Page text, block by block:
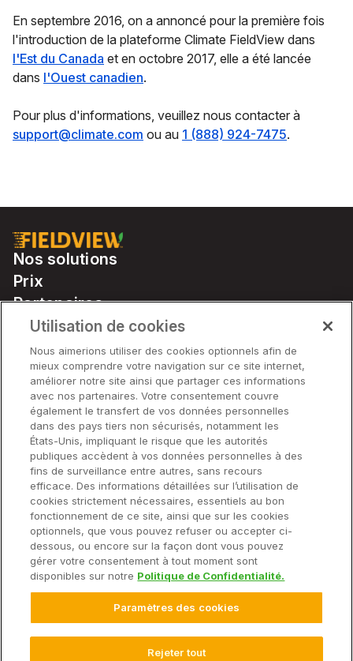
En septembre 2016, on a annoncé pour la première fois
l'introduction de la plateforme Climate FieldView dans
l'Est du Canada et en octobre 2017, elle a été lancée
dans l'Ouest canadien.
Pour plus d'informations, veuillez nous contacter à
support@climate.com ou au 1 (888) 924-7475.
Nos solutions
Prix
Partenaires
Notre matériel
Soutien
Solutions
Matériel
Entreprise
© 2025 Climate LLC. Tous droits réservés.
Conditions d'utilisation du site Web
FAQ sur la déclaration de confidentialité
Déclaration de confidentialité des données sur la santé
Utilisation de cookies
Nous aimerions utiliser des cookies optionnels afin de
mieux comprendre votre navigation sur ce site internet,
améliorer notre site ainsi que partager ces informations
avec nos partenaires. Votre consentement couvre
également le transfert de vos données personnelles
dans des pays tiers non sécurisés, notamment les
États-Unis, impliquant le risque que les autorités
publiques accèdent à vos données personnelles à des
fins de surveillance entre autres, sans recours
efficace. Des informations détaillées sur l’utilisation de
cookies strictement nécessaires, essentiels au bon
fonctionnement de ce site, ainsi que sur les cookies
optionnels, que vous pouvez refuser ou accepter ci-
dessous, ou encore sur la façon dont vous pouvez
gérer votre consentement à tout moment sont
disponibles sur notre Politique de Confidentialité.
Paramètres des cookies
Rejeter tout